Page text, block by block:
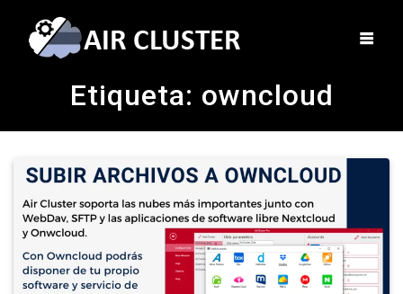
Etiqueta: owncloud